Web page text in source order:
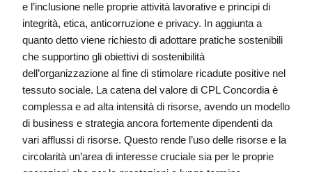
e l’inclusione nelle proprie attività lavorative e principi di
integrità, etica, anticorruzione e privacy. In aggiunta a
quanto detto viene richiesto di adottare pratiche sostenibili
che supportino gli obiettivi di sostenibilità
dell’organizzazione al fine di stimolare ricadute positive nel
tessuto sociale. La catena del valore di CPL Concordia è
complessa e ad alta intensità di risorse, avendo un modello
di business e strategia ancora fortemente dipendenti da
vari afflussi di risorse. Questo rende l’uso delle risorse e la
circolarità un’area di interesse cruciale sia per le proprie